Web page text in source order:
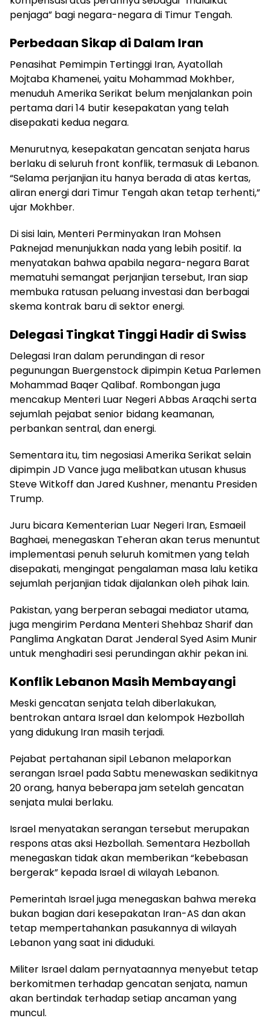
penjaga” bagi negara-negara di Timur Tengah.
Perbedaan Sikap di Dalam Iran
Penasihat Pemimpin Tertinggi Iran, Ayatollah
Mojtaba Khamenei, yaitu Mohammad Mokhber,
menuduh Amerika Serikat belum menjalankan poin
pertama dari 14 butir kesepakatan yang telah
disepakati kedua negara.
Menurutnya, kesepakatan gencatan senjata harus
berlaku di seluruh front konflik, termasuk di Lebanon.
“Selama perjanjian itu hanya berada di atas kertas,
aliran energi dari Timur Tengah akan tetap terhenti,”
ujar Mokhber.
Di sisi lain, Menteri Perminyakan Iran Mohsen
Paknejad menunjukkan nada yang lebih positif. Ia
menyatakan bahwa apabila negara-negara Barat
mematuhi semangat perjanjian tersebut, Iran siap
membuka ratusan peluang investasi dan berbagai
skema kontrak baru di sektor energi.
Delegasi Tingkat Tinggi Hadir di Swiss
Delegasi Iran dalam perundingan di resor
pegunungan Buergenstock dipimpin Ketua Parlemen
Mohammad Baqer Qalibaf. Rombongan juga
mencakup Menteri Luar Negeri Abbas Araqchi serta
sejumlah pejabat senior bidang keamanan,
perbankan sentral, dan energi.
Sementara itu, tim negosiasi Amerika Serikat selain
dipimpin JD Vance juga melibatkan utusan khusus
Steve Witkoff dan Jared Kushner, menantu Presiden
Trump.
Juru bicara Kementerian Luar Negeri Iran, Esmaeil
Baghaei, menegaskan Teheran akan terus menuntut
implementasi penuh seluruh komitmen yang telah
disepakati, mengingat pengalaman masa lalu ketika
sejumlah perjanjian tidak dijalankan oleh pihak lain.
Pakistan, yang berperan sebagai mediator utama,
juga mengirim Perdana Menteri Shehbaz Sharif dan
Panglima Angkatan Darat Jenderal Syed Asim Munir
untuk menghadiri sesi perundingan akhir pekan ini.
Konflik Lebanon Masih Membayangi
Meski gencatan senjata telah diberlakukan,
bentrokan antara Israel dan kelompok Hezbollah
yang didukung Iran masih terjadi.
Pejabat pertahanan sipil Lebanon melaporkan
serangan Israel pada Sabtu menewaskan sedikitnya
20 orang, hanya beberapa jam setelah gencatan
senjata mulai berlaku.
Israel menyatakan serangan tersebut merupakan
respons atas aksi Hezbollah. Sementara Hezbollah
menegaskan tidak akan memberikan “kebebasan
bergerak” kepada Israel di wilayah Lebanon.
Pemerintah Israel juga menegaskan bahwa mereka
bukan bagian dari kesepakatan Iran-AS dan akan
tetap mempertahankan pasukannya di wilayah
Lebanon yang saat ini diduduki.
Militer Israel dalam pernyataannya menyebut tetap
berkomitmen terhadap gencatan senjata, namun
akan bertindak terhadap setiap ancaman yang
muncul.